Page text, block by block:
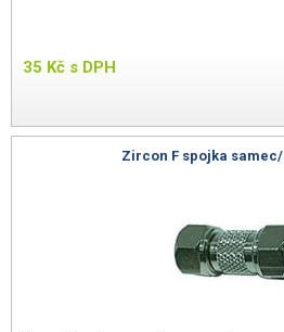
35 Kč s DPH
Zircon F spojka